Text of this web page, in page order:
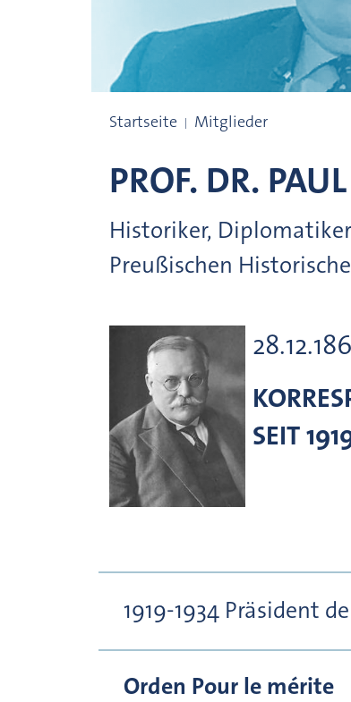
Startseite Mitglieder
PROF. DR.
Historiker,
Preußischen
SEIT
1919-1934 Präsident
Orden Pour le mérite